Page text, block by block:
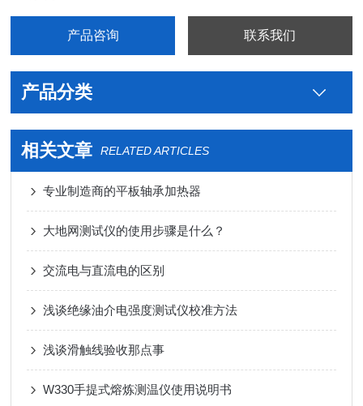
产品咨询 联系我们
产品分类
相关文章 RELATED ARTICLES
专业制造商的平板轴承加热器
大地网测试仪的使用步骤是什么？
交流电与直流电的区别
浅谈绝缘油介电强度测试仪校准方法
浅谈滑触线验收那点事
W330手提式熔炼测温仪使用说明书